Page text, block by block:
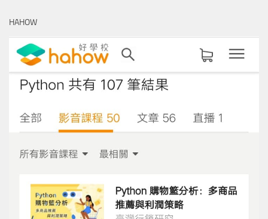
字:
HAHOW